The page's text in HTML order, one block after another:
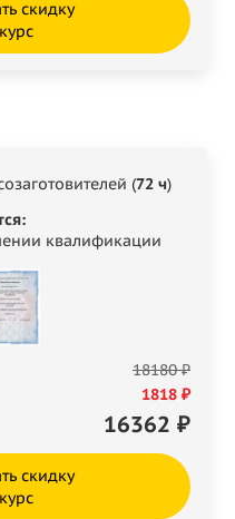
скидку
(72 ч)
квалификации
18180 ₽
1818 ₽
16362 ₽
скидку